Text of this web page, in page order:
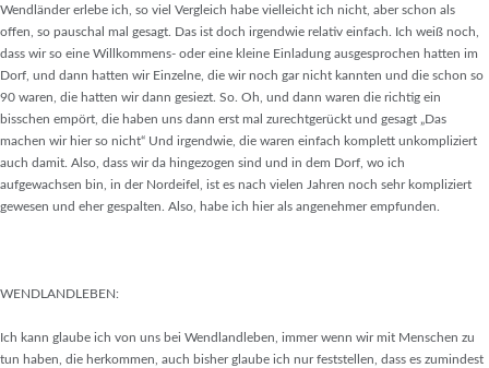
Wendländer erlebe ich, so viel Vergleich habe vielleicht ich nicht, aber schon als
offen, so pauschal mal gesagt. Das ist doch irgendwie relativ einfach. Ich weiß noch,
dass wir so eine Willkommens- oder eine kleine Einladung ausgesprochen hatten im
Dorf, und dann hatten wir Einzelne, die wir noch gar nicht kannten und die schon so
90 waren, die hatten wir dann gesiezt. So. Oh, und dann waren die richtig ein
bisschen empört, die haben uns dann erst mal zurechtgerückt und gesagt „Das
machen wir hier so nicht“ Und irgendwie, die waren einfach komplett unkompliziert
auch damit. Also, dass wir da hingezogen sind und in dem Dorf, wo ich
aufgewachsen bin, in der Nordeifel, ist es nach vielen Jahren noch sehr kompliziert
gewesen und eher gespalten. Also, habe ich hier als angenehmer empfunden.
WENDLANDLEBEN:
Ich kann glaube ich von uns bei Wendlandleben, immer wenn wir mit Menschen zu
tun haben, die herkommen, auch bisher glaube ich nur feststellen, dass es zumindest